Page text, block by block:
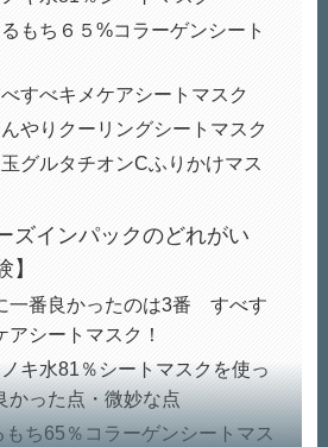
もち６５%コラーゲンシート
すべキメケアシートマスク
やりクーリングシートマスク
グルタチオンCふりかけマス
ズインパックのどれがい
】
一番良かったのは3番 すべす
アシートマスク！
キ水81％シートマスクを使っ
かった点・微妙な点
もち65％コラーゲンシートマス